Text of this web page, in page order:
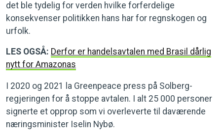
det ble tydelig for verden hvilke forferdelige
konsekvenser politikken hans har for regnskogen og
urfolk.
LES OGSÅ: Derfor er handelsavtalen med Brasil dårlig
nytt for Amazonas
I 2020 og 2021 la Greenpeace press på Solberg-
regjeringen for å stoppe avtalen. I alt 25 000 personer
signerte et opprop som vi overleverte til daværende
næringsminister Iselin Nybø.